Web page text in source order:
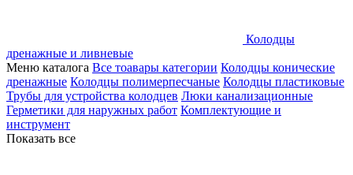
Колодцы
дренажные и ливневые
Меню каталога Все тоавары категории Колодцы конические
дренажные Колодцы полимерпесчаные Колодцы пластиковые
Трубы для устройства колодцев Люки канализационные
Герметики для наружных работ Комплектующие и
инструмент
Показать все